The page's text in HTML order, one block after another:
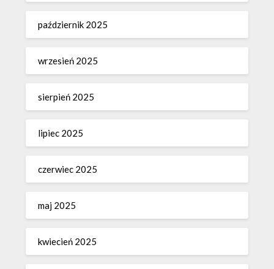
październik 2025
wrzesień 2025
sierpień 2025
lipiec 2025
czerwiec 2025
maj 2025
kwiecień 2025